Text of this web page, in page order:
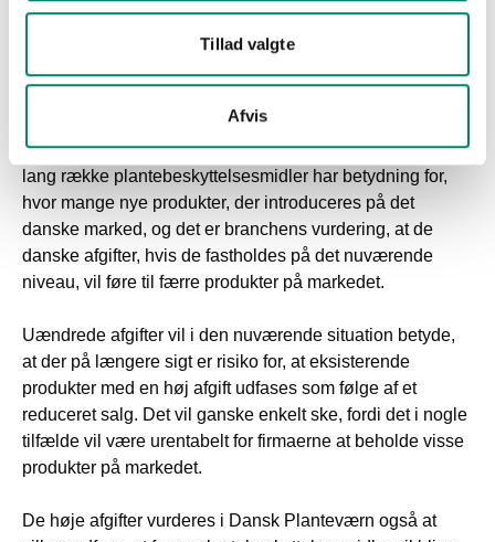
Tillad valgte
Afvis
Ændret afgiftsstruktur betyder færre produkter
Den ændrede afgiftsstruktur med højere afgifter på en
lang række plantebeskyttelsesmidler har betydning for,
hvor mange nye produkter, der introduceres på det
danske marked, og det er branchens vurdering, at de
danske afgifter, hvis de fastholdes på det nuværende
niveau, vil føre til færre produkter på markedet.
Uændrede afgifter vil i den nuværende situation betyde,
at der på længere sigt er risiko for, at eksisterende
produkter med en høj afgift udfases som følge af et
reduceret salg. Det vil ganske enkelt ske, fordi det i nogle
tilfælde vil være urentabelt for firmaerne at beholde visse
produkter på markedet.
De høje afgifter vurderes i Dansk Planteværn også at